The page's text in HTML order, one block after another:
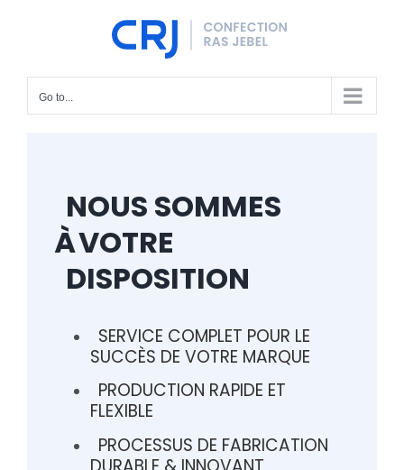
Go to...
NOUS SOMMES
ÀVOTRE
DISPOSITION
SERVICE COMPLET POUR LE
SUCCÈS DE VOTRE MARQUE
PRODUCTION RAPIDE ET
FLEXIBLE
PROCESSUS DE FABRICATION